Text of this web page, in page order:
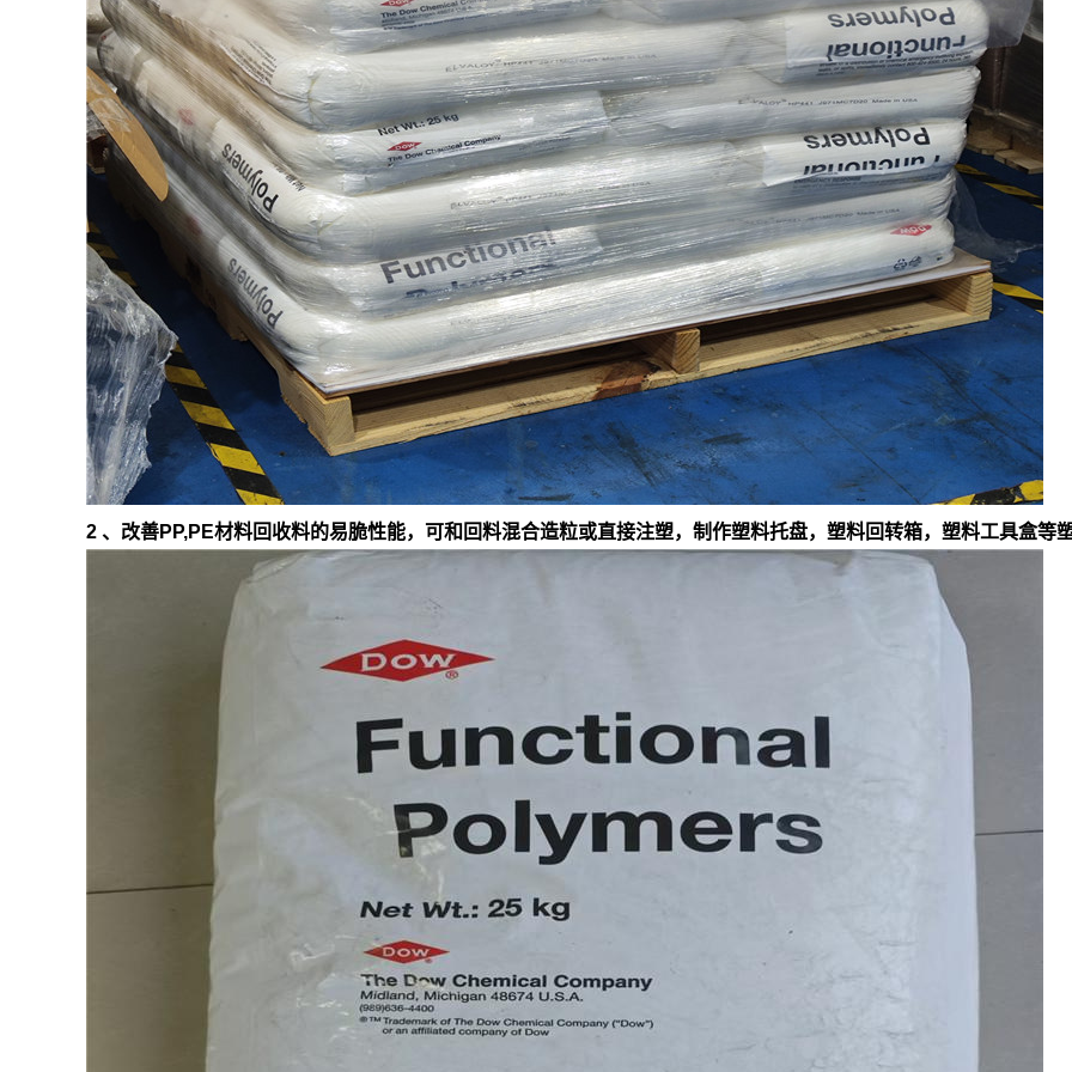
2 、改善PP,PE材料回收料的易脆性能，可和回料混合造粒或直接注塑，制作塑料托盘，塑料回转箱，塑料工具盒等塑